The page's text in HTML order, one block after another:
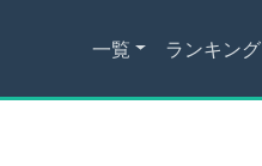
一覧 ランキング